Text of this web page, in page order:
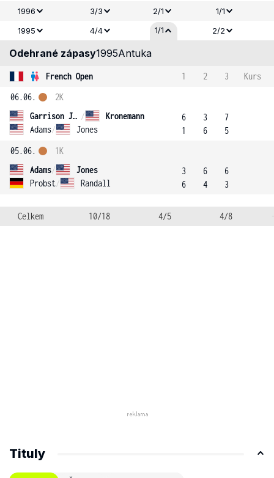
1996
3/3 2/1
1/1
1995
4/4 1/1 2/2
Odehrané zápasy1995Antuka
French Open 1 2 3
Kurs
06.06.
Garrison Jackson /
Kronemann
Adams/ Jones
2K
6
1
3
6
7
5
05.06.
Adams/
Jones
Probst/ Randall
1K
3
6
6
4
6
3
Celkem 10/18 4/5 4/8
Tituly